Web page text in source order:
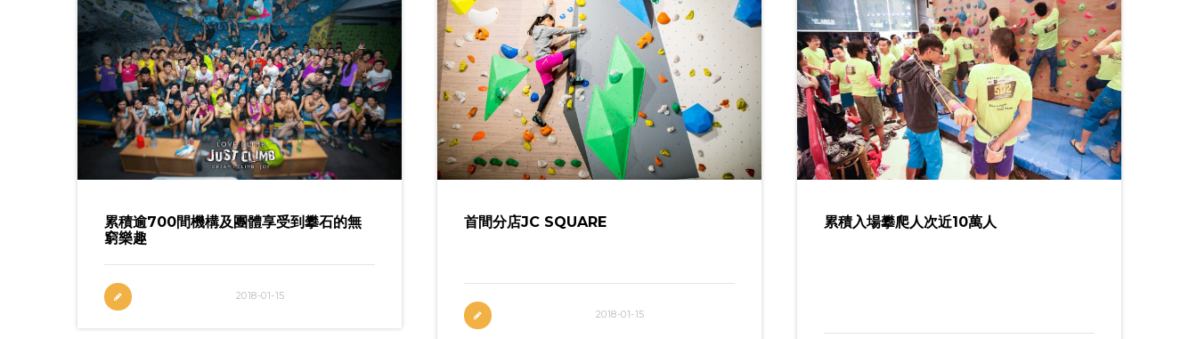
累積逾700間機構及團體享受到攀石的無
窮樂趣
2018-01-15
首間分店JC SQUARE
2018-01-15
累積入場攀爬人次近10萬人